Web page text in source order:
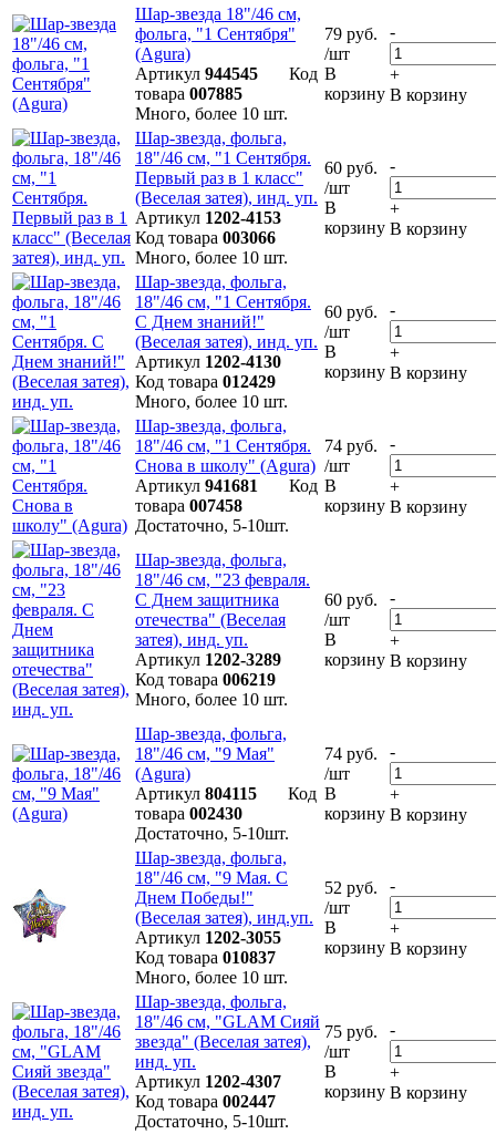
Шар-звезда 18"/46 см,
фольга, "1 Сентября"
(Agura)
Артикул 944545 Код
товара 007885
Много, более 10 шт.
79 руб.
/шт
В
корзину
-
+
В корзину
Шар-звезда, фольга,
18"/46 см, "1 Сентября.
Первый раз в 1 класс"
(Веселая затея), инд. уп.
Артикул 1202-4153
Код товара 003066
Много, более 10 шт.
60 руб.
/шт
В
корзину
-
+
В корзину
Шар-звезда, фольга,
18"/46 см, "1 Сентября.
С Днем знаний!"
(Веселая затея), инд. уп.
Артикул 1202-4130
Код товара 012429
Много, более 10 шт.
60 руб.
/шт
В
корзину
-
+
В корзину
Шар-звезда, фольга,
18"/46 см, "1 Сентября.
Снова в школу" (Agura)
Артикул 941681
Код
товара 007458
Достаточно, 5-10шт.
74 руб.
/шт
В
корзину
-
+
В корзину
Шар-звезда, фольга,
18"/46 см, "23 февраля.
С Днем защитника
отечества" (Bеселая
затея), инд. уп.
Артикул 1202-3289
Код товара 006219
Много, более 10 шт.
60 руб.
/шт
В
корзину
-
+
В корзину
Шар-звезда, фольга,
18"/46 см, "9 Мая"
(Agura)
Артикул 804115 Код
товара 002430
Достаточно, 5-10шт.
74 руб.
/шт
В
корзину
-
+
В корзину
Шар-звезда, фольга,
18"/46 см, "9 Мая. С
Днем Победы!"
(Веселая затея), инд.уп.
Артикул 1202-3055
Код товара 010837
Много, более 10 шт.
52 руб.
/шт
В
корзину
-
+
В корзину
Шар-звезда, фольга,
18"/46 см, "GLAM Сияй
звезда" (Веселая затея),
инд. уп.
Артикул 1202-4307
Код товара 002447
Достаточно, 5-10шт.
75 руб.
/шт
В
корзину
-
+
В корзину